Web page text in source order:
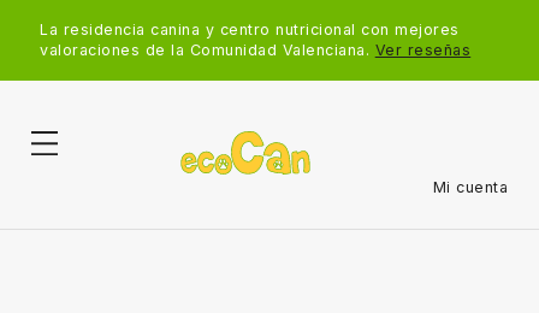
La residencia canina y centro nutricional con mejores
valoraciones de la Comunidad Valenciana. Ver reseñas
Mi cuenta